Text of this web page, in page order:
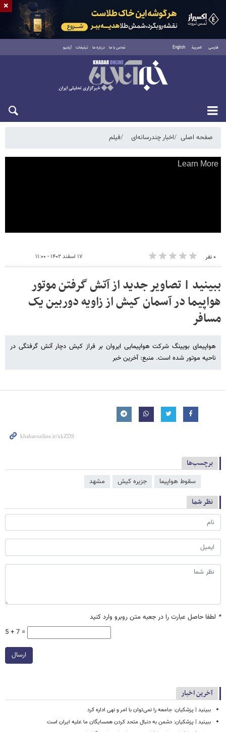
فارسی العربية English تماس با ما درباره ما تبلیغات آرشیو
شنبه ۱۷ مرداد ۱۴۰۵
صفحه اصلی اخبار چندرسانه‌ای فیلم
۰ نفر ۱۷ اسفند ۱۴۰۲ - ۱۱:۰۰
ببینید | تصاویر جدید از آتش گرفتن موتور
هواپیما در آسمان کیش از زاویه دوربین یک
مسافر
هواپیمای بویینگ شرکت هواپیمایی ایروان بر فراز کیش دچار آتش گرفتگی در
ناحیه موتور شده است. منبع: آخرین خبر
برچسب‌ها
سقوط هواپیما جزیره کیش مشهد
نظر شما
* لطفا حاصل عبارت را در جعبه متن روبرو وارد کنید
5 + 7 =
ارسال
آخرین اخبار
ببینید | پزشکیان: جامعه را نمی‌توان با امر و نهی اداره کرد
ببینید | پزشکیان: دشمن به دنبال متحد کردن همسایگان ما علیه ایران است
×